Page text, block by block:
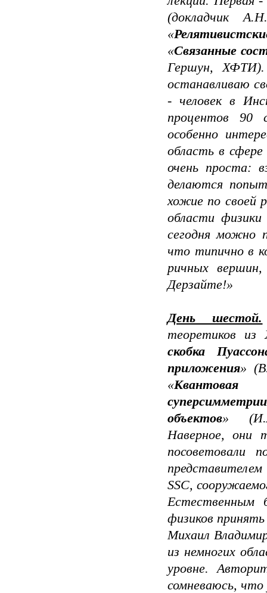
(докладчик
«
«Связанные
Гершун,
останавли­ваю
- человек в
процентов 90
особенно
область в
очень проста:
делаются
хожие по своей
области
сегодня можно
что ти­пично в
ричных
Дерзайте!»
День шестой.
теоретиков из
скоб­ка
приложения»
«
объектов»
Наверное, они
посоветовали
SSC,
Естественным
физиков
Михаил
из немногих
уровне.
сомневаюсь,